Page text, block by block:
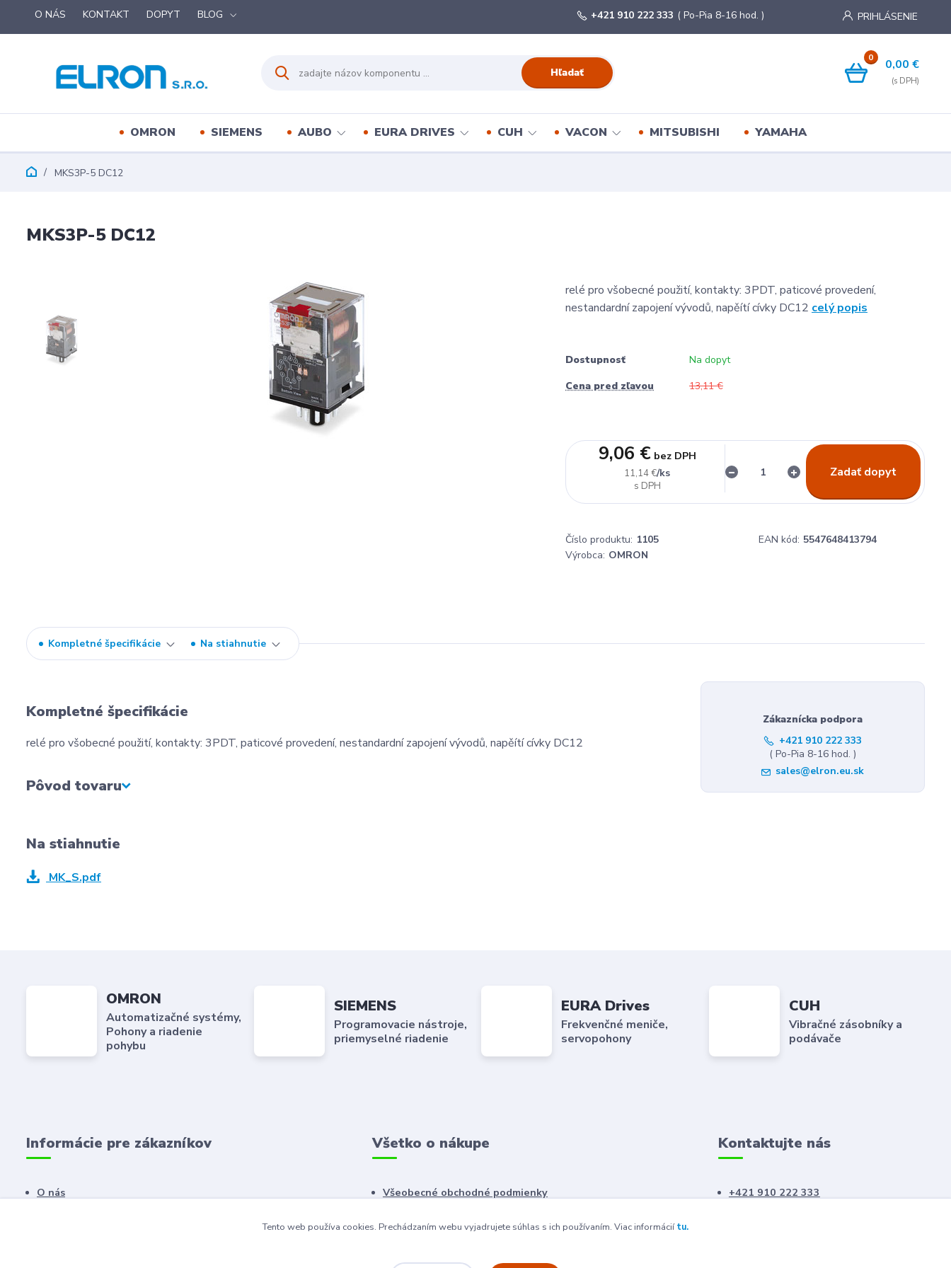
O NÁS KONTAKT DOPYT BLOG PRIHLÁSENIE
Hľadať
+421 910 222 333 ( Po-Pia 8-16 hod. )
0 0,00 €
OMRON SIEMENS AUBO EURA DRIVES CUH VACON MITSUBISHI YAMAHA
MKS3P-5 DC12
MKS3P-5 DC12
relé pro všobecné použití, kontakty: 3PDT, paticové provedení,
nestandardní zapojení vývodů, napěítí cívky DC12 celý popis
Dostupnosť
Na dopyt
Cena pred zľavou
13,11 €
11,14 €/ks
9,06 € bez DPH
Zadať dopyt
Číslo produktu: 1105 EAN kód: 5547648413794
Výrobca: OMRON
Kompletné špecifikácie Na stiahnutie
Kompletné špecifikácie
relé pro všobecné použití, kontakty: 3PDT, paticové provedení, nestandardní zapojení vývodů, napěítí cívky DC12
Pôvod tovaru
Zákaznícka podpora
+421 910 222 333
( Po-Pia 8-16 hod. )
sales@elron.eu.sk
Na stiahnutie
MK_S.pdf
OMRON
Automatizačné systémy,
Pohony a riadenie
pohybu
SIEMENS
Programovacie nástroje,
priemyselné riadenie
EURA Drives
Frekvenčné meniče,
servopohony
CUH
Vibračné zásobníky a
podávače
Informácie pre zákazníkov
O nás
Všetko o nákupe
Všeobecné obchodné podmienky
Kontaktujte nás
+421 910 222 333
Tento web používa cookies. Prechádzaním webu vyjadrujete súhlas s ich používaním. Viac informáciítu.